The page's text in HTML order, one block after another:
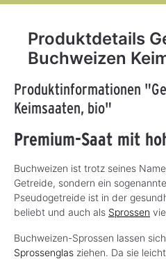
Produktdetails
Buchweizen
Produktinformationen
Keimsaaten, bio"
Premium-Saat mit
Buchweizen ist trotz seines
Getreide, sondern ein
Pseudogetreide ist in der
beliebt und auch als Sprossen
Buchweizen-Sprossen lassen
Sprossenglas ziehen. Da sie